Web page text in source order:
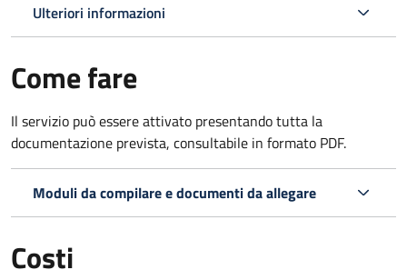
Ulteriori informazioni
Come fare
Il servizio può essere attivato presentando tutta la
documentazione prevista, consultabile in formato PDF.
Moduli da compilare e documenti da allegare
Costi